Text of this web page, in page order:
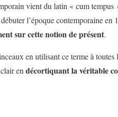
vient du latin « cum
l’époque contemporaine en
sur cette notion de présent.
en utilisant ce terme à
en décortiquant la véritable